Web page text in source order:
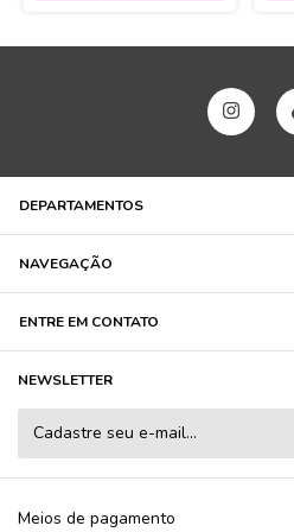
DEPARTAMENTOS
NAVEGAÇÃO
ENTRE EM CONTATO
NEWSLETTER
Meios de pagamento